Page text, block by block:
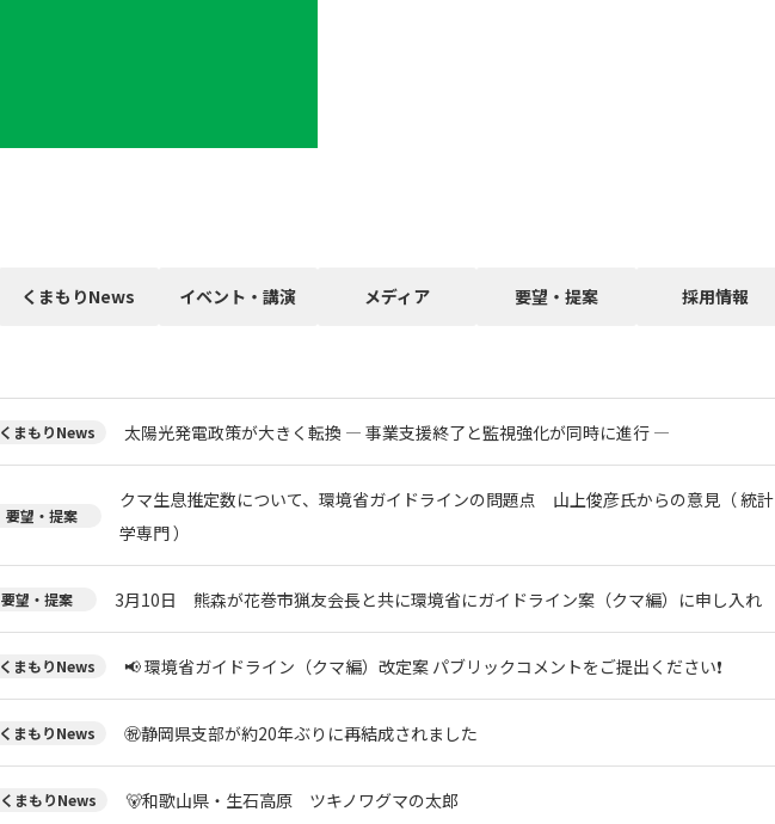
くまもりNews イベント・講演 メディア 要望・提案 採用情報
くまもりNews 太陽光発電政策が大きく転換 ― 事業支援終了と監視強化が同時に進行 ―
要望・提案
クマ生息推定数について、環境省ガイドラインの問題点 山上俊彦氏からの意見（ 統計
学専門 ）
要望・提案 3月10日 熊森が花巻市猟友会長と共に環境省にガイドライン案（クマ編）に申し入れ
くまもりNews 📢 環境省ガイドライン（クマ編）改定案 パブリックコメントをご提出ください❗
くまもりNews ㊗️静岡県支部が約20年ぶりに再結成されました
くまもりNews 🐻和歌山県・生石高原 ツキノワグマの太郎